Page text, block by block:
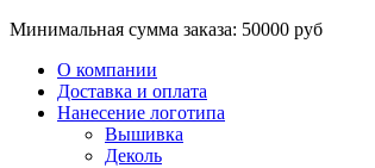
Минимальная сумма заказа: 50000 руб
О компании
Доставка и оплата
Нанесение логотипа
Вышивка
Деколь